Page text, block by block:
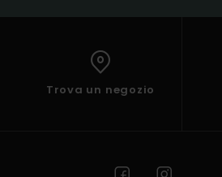
Trova un negozio